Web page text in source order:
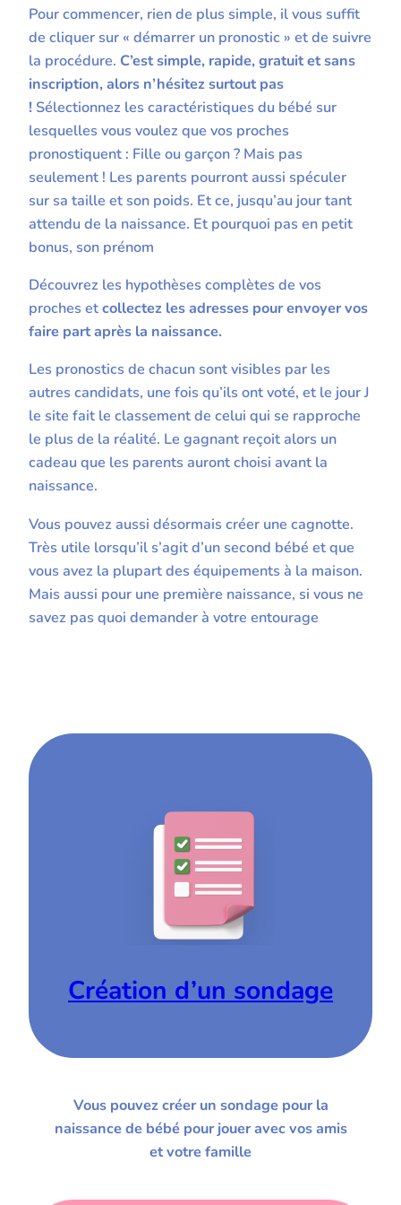
Pour commencer, rien de plus simple, il vous suffit
de cliquer sur « démarrer un pronostic » et de suivre
la procédure. C’est simple, rapide, gratuit et sans
inscription, alors n’hésitez surtout pas
! Sélectionnez les caractéristiques du bébé sur
lesquelles vous voulez que vos proches
pronostiquent : Fille ou garçon ? Mais pas
seulement ! Les parents pourront aussi spéculer
sur sa taille et son poids. Et ce, jusqu’au jour tant
attendu de la naissance. Et pourquoi pas en petit
bonus, son prénom
Découvrez les hypothèses complètes de vos
proches etcollectez les adresses pour envoyer vos
faire part après la naissance.
Les pronostics de chacun sont visibles par les
autres candidats, une fois qu’ils ont voté, et le jour J
le site fait le classement de celui qui se rapproche
le plus de la réalité. Le gagnant reçoit alors un
cadeau que les parents auront choisi avant la
naissance.
Vous pouvez aussi désormais créer une cagnotte.
Très utile lorsqu’il s’agit d’un second bébé et que
vous avez la plupart des équipements à la maison.
Mais aussi pour une première naissance, si vous ne
savez pas quoi demander à votre entourage
Création d’un sondage
Vous pouvez créer un sondage pour la
naissance de bébé pour jouer avec vos amis
et votre famille